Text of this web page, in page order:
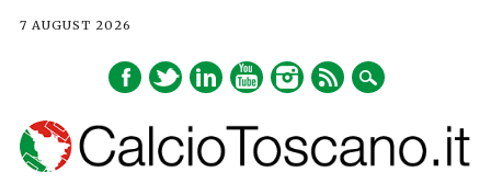
7 AUGUST 2026